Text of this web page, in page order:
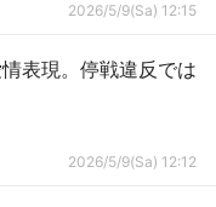
2026/5/9(Sa) 12:15
表現。停戦違反では
2026/5/9(Sa) 12:12